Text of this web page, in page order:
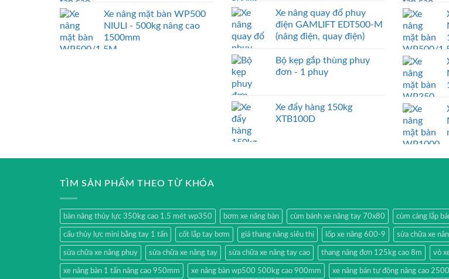
Xe nâng mặt bàn WP500
NIULI - 500kg nâng cao
1500mm
Xe nâng quay đổ phuy
điện GAMLIFT EDT500-M
(nâng điện, quay điện)
Bộ kẹp gắp thùng phuy
đơn - 1 phuy
Xe đẩy hàng 150kg
XTB100D
TÌM SẢN PHẨM THEO TỪ KHÓA
bàn nâng thủy lực 350kg cao 1.5 mét wp350 bơm xe nâng bàn cùm bánh xe nâng tay 70x80 cùm càng lắp
cẩu thủy lực mini bằng tay 1 tấn cốt lắp tay bơm giá thang nâng siêu thị lốp xe nâng 600-9 sửa chữa xe
sửa chữa xe nâng phuy sửa chữa xe nâng tay sửa chữa xe nâng tay cao thang nâng đơn 125kg cao 8m vỏ
xe nâng bàn 1 tấn nâng cao 950mm xe nâng bàn wp500 500kg cao 900mm xe nâng bán tự động nâng cao